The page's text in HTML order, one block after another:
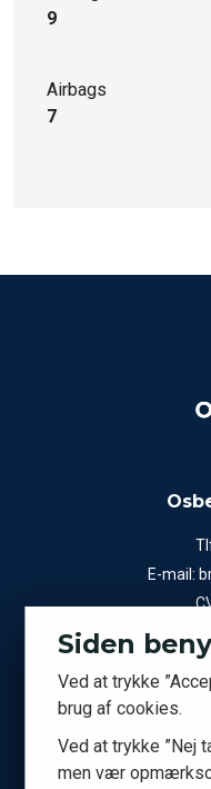
9
Airbags
7
E-mail:
Siden
Ved at trykke
brug af cookies.
Ved at trykke ”Nej
men vær